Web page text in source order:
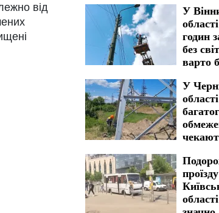
від
У
годин
без
варто
серпня
У
світла
серпня